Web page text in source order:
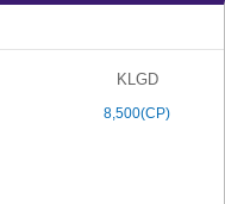
KLGD
8,500(CP)